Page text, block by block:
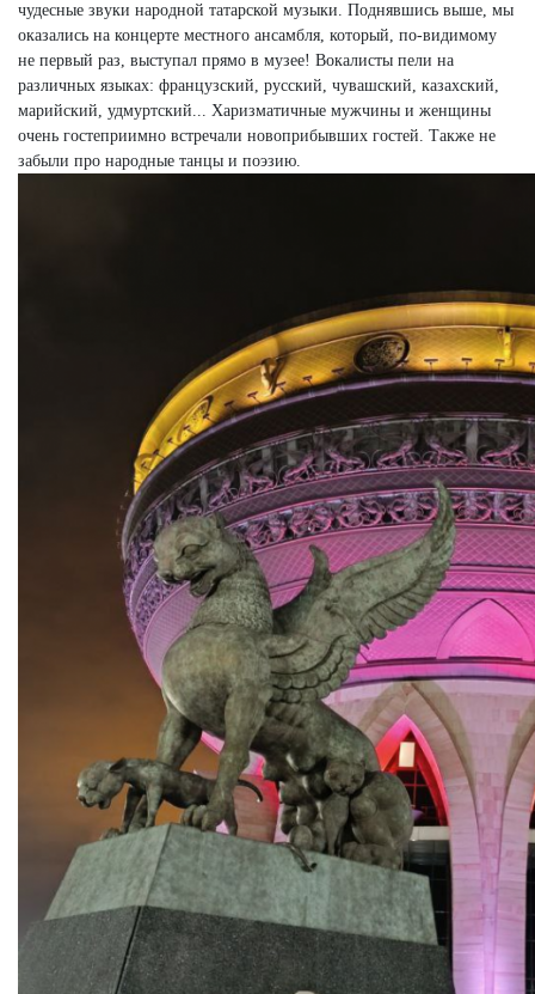
чудесные звуки народной татарской музыки. Поднявшись выше, мы
оказались на концерте местного ансамбля, который, по-видимому
не первый раз, выступал прямо в музее! Вокалисты пели на
различных языках: французский, русский, чувашский, казахский,
марийский, удмуртский... Харизматичные мужчины и женщины
очень гостеприимно встречали новоприбывших гостей. Также не
забыли про народные танцы и поэзию.